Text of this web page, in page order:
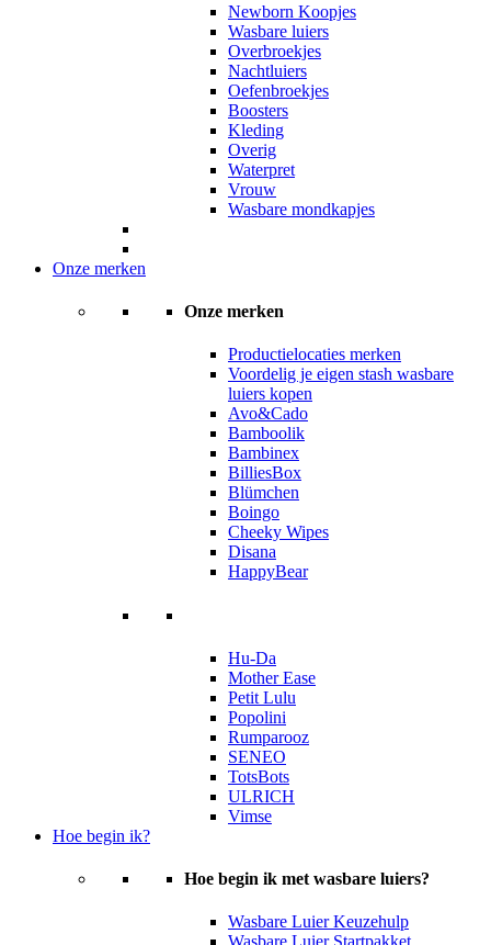
Newborn Koopjes
Wasbare luiers
Overbroekjes
Nachtluiers
Oefenbroekjes
Boosters
Kleding
Overig
Waterpret
Vrouw
Wasbare mondkapjes
Onze merken
Onze merken
Productielocaties merken
Voordelig je eigen stash wasbare
luiers kopen
Avo&Cado
Bamboolik
Bambinex
BilliesBox
Blümchen
Boingo
Cheeky Wipes
Disana
HappyBear
Hu-Da
Mother Ease
Petit Lulu
Popolini
Rumparooz
SENEO
TotsBots
ULRICH
Vimse
Hoe begin ik?
Hoe begin ik met wasbare luiers?
Wasbare Luier Keuzehulp